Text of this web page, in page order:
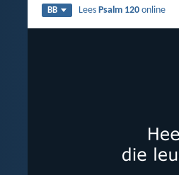
BB Lees Psalm 120 online